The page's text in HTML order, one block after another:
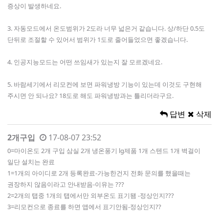
증상이 발생하네요.
3. 자동모드에서 온도범위가 2도라 너무 넓은거 같습니다. 상/하단 0.5도
단뒤로 조절할 수 있어서 범위가 1도로 줄어들었으면 좋겠습니다.
4. 인공지능모드는 어떤 쓰임새가 있는지 잘 모르겠네요.
5. 바람세기에서 리모컨에 보면 파워냉방 기능이 있는데 이것도 구현해
주시면 안 되나요? 18도로 해도 파워냉방과는 틀리더라구요.
답변 삭제
2개구입 17-08-07 23:52
0=마이온도 2개 구입 삼실 2개 냉온풍기 lg제품 1개 스텐드 1개 벽걸이
일단 설치는 완료
1=1개의 아이디로 2개 등록완료-가능한건지 전화 문의를 했을때는
권장하지 않음이라고 안내받음-이유는 ???
2=2개의 탭중 1개의 탭에서만 외부온도 표기됌 -정상인지???
3=리모컨으로 종료를 하면 앱에서 표기안됨-정상인지??